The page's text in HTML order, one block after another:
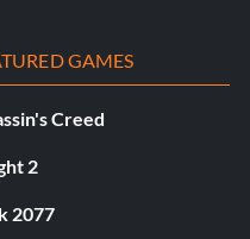
GAMES
Creed
2
2077